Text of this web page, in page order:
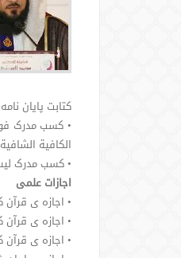
کتابت پایان
الکافیة
• کسب مدرک
اجازات علمی
• اجازه ی
• اجازه ی
• اجازه ی قرآن